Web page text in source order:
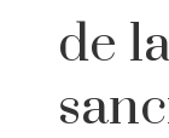
de